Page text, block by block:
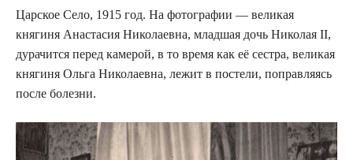
Царское Село, 1915 год. На фотографии — великая
княгиня Анастасия Николаевна, младшая дочь Николая II,
дурачится перед камерой, в то время как её сестра, великая
княгиня Ольга Николаевна, лежит в постели, поправляясь
после болезни.